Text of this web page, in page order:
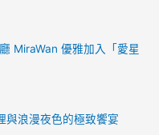
MiraWan 優雅加入「愛星
與浪漫夜色的極致饗宴